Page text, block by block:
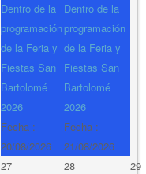
Dentro de la
programación
de la Feria y
Fiestas San
Bartolomé
2026
Fecha :
20/08/2026
Dentro de la
programación
de la Feria y
Fiestas San
Bartolomé
2026
Fecha :
21/08/2026
27 28
29